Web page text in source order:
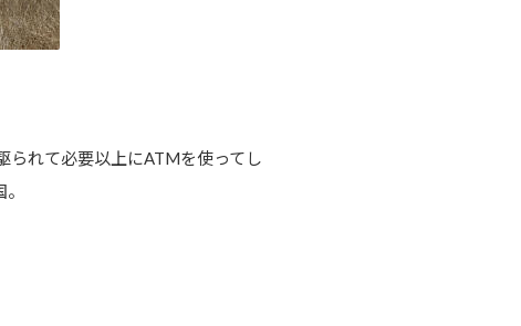
られて必要以上にATMを使ってし